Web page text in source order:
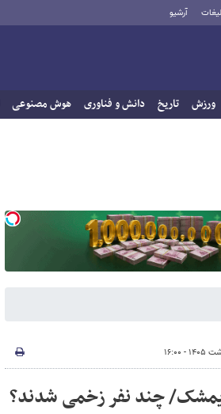
آرشیو
ورزش تاریخ دانش و فناوری هوش مصنوعی
چند نفر زخمی شدند؟